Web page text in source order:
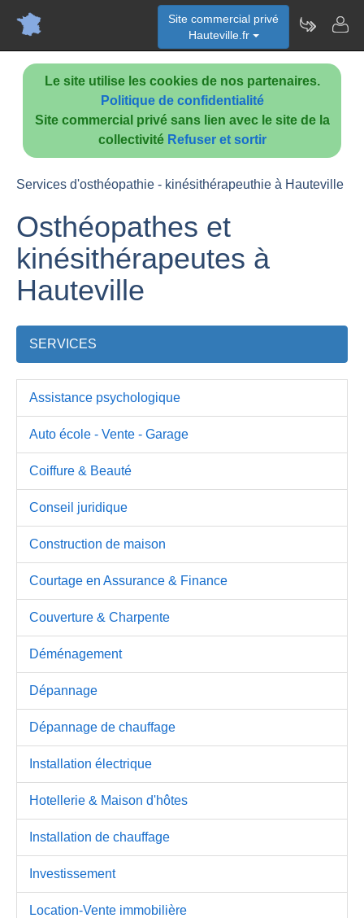
Le site utilise les cookies de nos partenaires.
Politique de confidentialité
Site commercial privé sans lien avec le site de la
collectivité Refuser et sortir
Site commercial privé
Hauteville.fr
Services d'osthéopathie - kinésithérapeuthie à Hauteville
Osthéopathes et
kinésithérapeutes à
Hauteville
SERVICES
Assistance psychologique
Auto école - Vente - Garage
Coiffure & Beauté
Conseil juridique
Construction de maison
Courtage en Assurance & Finance
Couverture & Charpente
Déménagement
Dépannage
Dépannage de chauffage
Installation électrique
Hotellerie & Maison d'hôtes
Installation de chauffage
Investissement
Location-Vente immobilière